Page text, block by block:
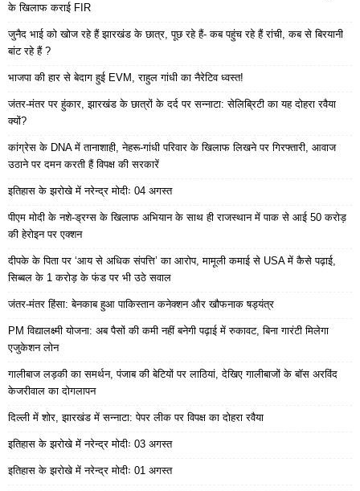
के खिलाफ कराई FIR
जुनैद भाई को खोज रहे हैं झारखंड के छात्र, पूछ रहे हैं- कब पहुंच रहे हैं रांची, कब से बिरयानी
बांट रहे हैं ?
भाजपा की हार से बेदाग हुई EVM, राहुल गांधी का नैरेटिव ध्वस्त!
जंतर-मंतर पर हुंकार, झारखंड के छात्रों के दर्द पर सन्नाटा: सेलिब्रिटी का यह दोहरा रवैया
क्यों?
कांग्रेस के DNA में तानाशाही, नेहरू-गांधी परिवार के खिलाफ लिखने पर गिरफ्तारी, आवाज
उठाने पर दमन करती हैं विपक्ष की सरकारें
इतिहास के झरोखे में नरेन्द्र मोदीः 04 अगस्त
पीएम मोदी के नशे-ड्रग्स के खिलाफ अभियान के साथ ही राजस्थान में पाक से आई 50 करोड़
की हेरोइन पर एक्शन
दीपके के पिता पर ‘आय से अधिक संपत्ति’ का आरोप, मामूली कमाई से USA में कैसे पढ़ाई,
सिब्बल के 1 करोड़ के फंड पर भी उठे सवाल
जंतर-मंतर हिंसा: बेनकाब हुआ पाकिस्तान कनेक्शन और खौफनाक षड्यंत्र
PM विद्यालक्ष्मी योजना: अब पैसों की कमी नहीं बनेगी पढ़ाई में रुकावट, बिना गारंटी मिलेगा
एजुकेशन लोन
गालीबाज लड़की का समर्थन, पंजाब की बेटियों पर लाठियां, देखिए गालीबाजों के बॉस अरविंद
केजरीवाल का दोगलापन
दिल्ली में शोर, झारखंड में सन्नाटा: पेपर लीक पर विपक्ष का दोहरा रवैया
इतिहास के झरोखे में नरेन्द्र मोदीः 03 अगस्त
इतिहास के झरोखे में नरेन्द्र मोदीः 01 अगस्त